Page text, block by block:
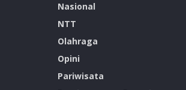
Nasional
NTT
Olahraga
Opini
Pariwisata